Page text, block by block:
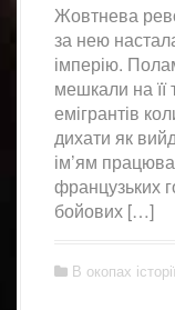
Жовтнева
за нею
імперію.
мешкали на її
емігрантів
дихати як
ім’ям
французьких
бойових […]
В окопах історії